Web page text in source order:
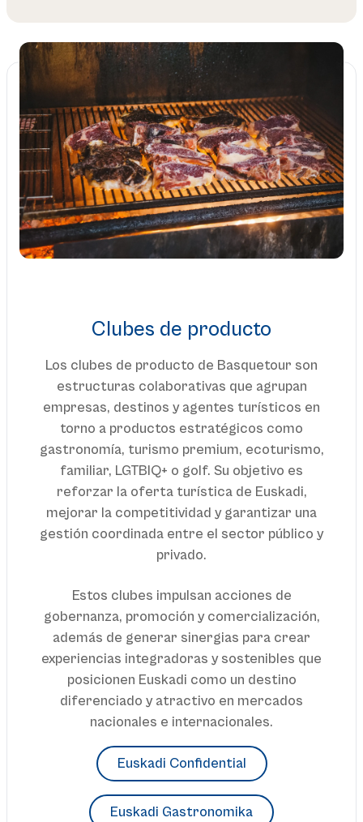
Clubes de producto
Los clubes de producto de Basquetour son
estructuras colaborativas que agrupan
empresas, destinos y agentes turísticos en
torno a productos estratégicos como
gastronomía, turismo premium, ecoturismo,
familiar, LGTBIQ+ o golf. Su objetivo es
reforzar la oferta turística de Euskadi,
mejorar la competitividad y garantizar una
gestión coordinada entre el sector público y
privado.
Estos clubes impulsan acciones de
gobernanza, promoción y comercialización,
además de generar sinergias para crear
experiencias integradoras y sostenibles que
posicionen Euskadi como un destino
diferenciado y atractivo en mercados
nacionales e internacionales.
Euskadi Confidential
Euskadi Gastronomika